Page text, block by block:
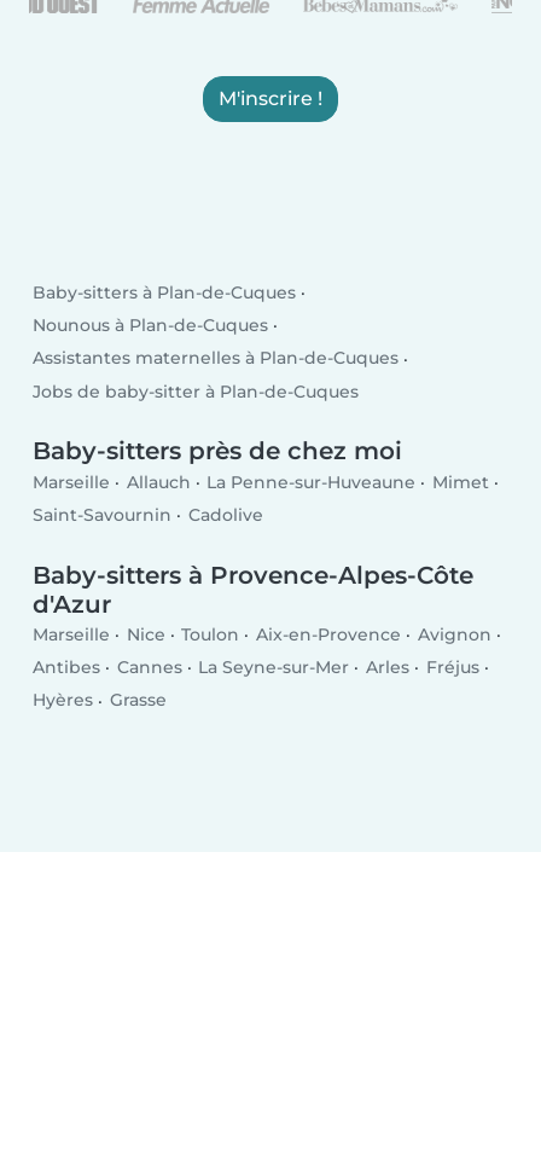
M'inscrire !
Baby-sitters à Plan-de-Cuques
Nounous à Plan-de-Cuques
Assistantes maternelles à Plan-de-Cuques
Jobs de baby-sitter à Plan-de-Cuques
Baby-sitters près de chez moi
Marseille Allauch La Penne-sur-Huveaune
Mimet
Saint-Savournin
Cadolive
Baby-sitters à Provence-Alpes-Côte
d'Azur
Marseille Nice Toulon Aix-en-Provence
Avignon
Antibes
Cannes La Seyne-sur-Mer Arles
Fréjus
Hyères
Grasse